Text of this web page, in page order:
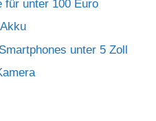
für unter 100 Euro
unter 5 Zoll